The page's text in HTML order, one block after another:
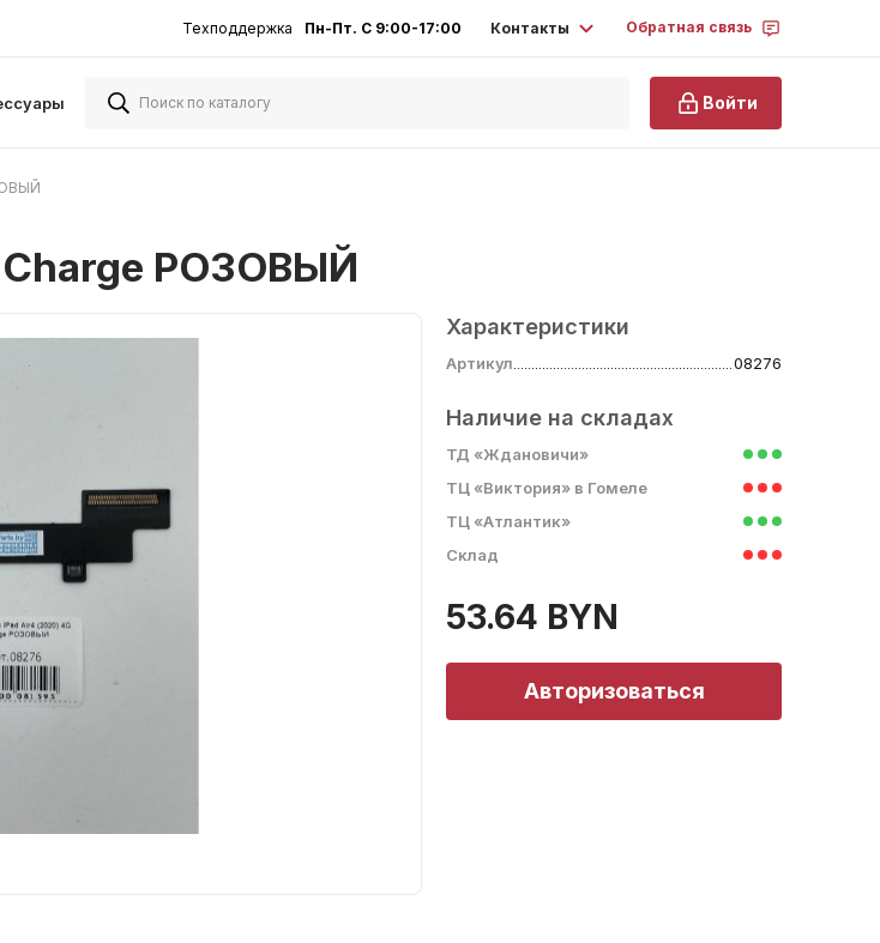
Техподдержка Пн-Пт. С 9:00-17:00 Контакты Обратная связь
Войти
РОЗОВЫЙ
Характеристики
Артикул 08276
Наличие на складах
ТД «Ждановичи»
ТЦ «Виктория» в Гомеле
ТЦ «Атлантик»
Склад
53.64 BYN
Авторизоваться